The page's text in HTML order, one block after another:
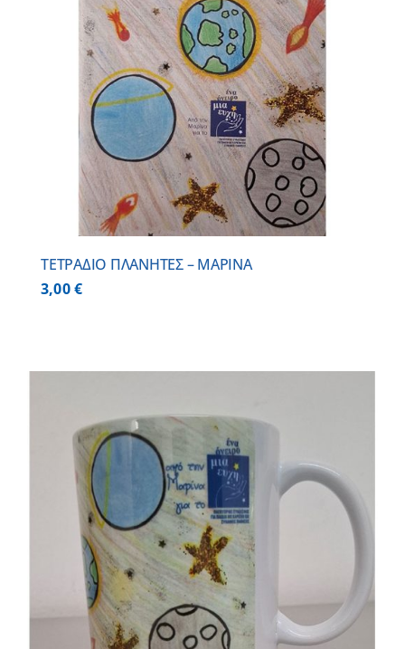
ΤΕΤΡΑΔΙΟ ΠΛΑΝΗΤΕΣ – ΜΑΡΙΝΑ
3,00€